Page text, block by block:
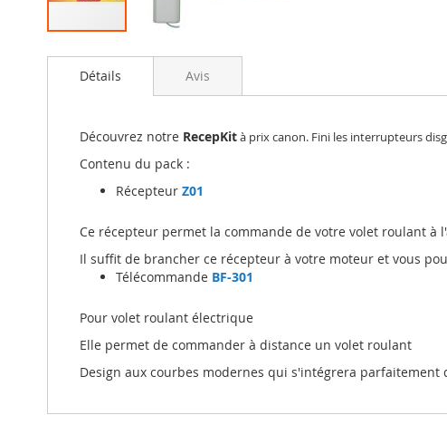
Détails
Découvrez notre RecepKità prix canon. Fini les interrupteurs
Contenu du pack :
Récepteur Z01
Ce récepteur permet la commande de votre volet roulant à
Il suffit de brancher ce récepteur à votre moteur et vous
Télécommande BF-301
Pour volet roulant électrique
Elle permet de commander à distance un volet roulant
Design aux courbes modernes qui s'intégrera parfaitement
Avis